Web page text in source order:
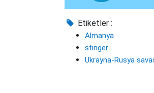
Etiketler :
Almanya
stinger
Ukrayna-Rusya